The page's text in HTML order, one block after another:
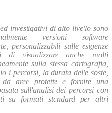
investigativi di alto livello sono
versioni software
personalizzabili sulle esigenze
di visualizzare anche molti
sulla stessa cartografia,
i percorsi, la durata delle soste,
da aree protette e fornire una
sull'analisi dei percorsi con
su formati standard per altri